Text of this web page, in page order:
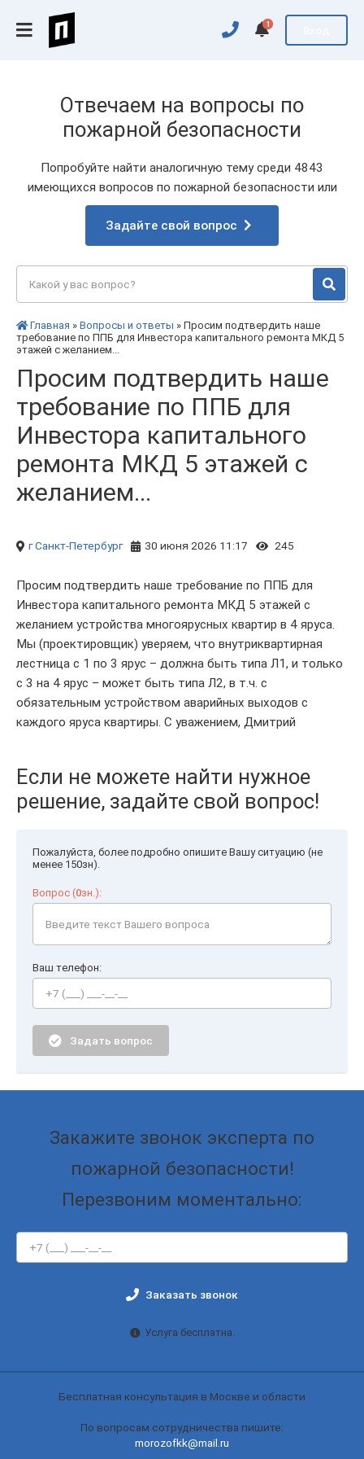
1
Отвечаем на вопросы по
пожарной безопасности
Попробуйте найти аналогичную тему среди 4843
имеющихся вопросов по пожарной безопасности или
Задайте свой вопрос
Главная » Вопросы и ответы » Просим подтвердить наше
требование по ППБ для Инвестора капитального ремонта МКД 5
этажей с желанием...
Просим подтвердить наше
требование по ППБ для
Инвестора капитального
ремонта МКД 5 этажей с
желанием...
г Санкт-Петербург 30 июня 2026 11:17 245
Просим подтвердить наше требование по ППБ для
Инвестора капитального ремонта МКД 5 этажей с
желанием устройства многоярусных квартир в 4 яруса.
Мы (проектировщик) уверяем, что внутриквартирная
лестница с 1 по 3 ярус – должна быть типа Л1, и только
с 3 на 4 ярус – может быть типа Л2, в т.ч. с
обязательным устройством аварийных выходов с
каждого яруса квартиры. С уважением, Дмитрий
Если не можете найти нужное
решение, задайте свой вопрос!
Пожалуйста, более подробно опишите Вашу ситуацию (не
менее 150зн).
Вопрос (0зн.):
Ваш телефон:
Задать вопрос
Закажите звонок эксперта по
пожарной безопасности!
Перезвоним моментально:
Заказать звонок
Услуга бесплатна.
Бесплатная консультация в Москве и области
По вопросам сотрудничества пишите:
morozofkk@mail.ru